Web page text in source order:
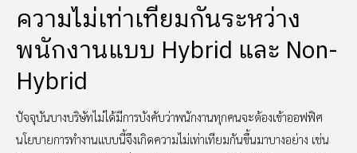
ความไม่เท่าเทียมกันระหว่าง
พนักงานแบบ Hybrid และ Non-
Hybrid
ปัจจุบันบางบริษัทไม่ได้มีการบังคับว่าพนักงานทุกคนจะต้องเข้าออฟฟิศ
นโยบายการทำงานแบบนี้จึงเกิดความไม่เท่าเทียมกันขึ้นมาบางอย่าง เช่น